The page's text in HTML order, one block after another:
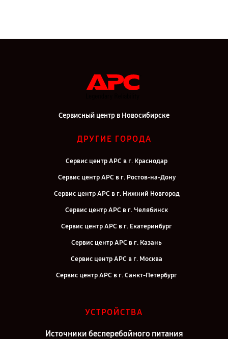
Сервисный центр в Новосибирске
ДРУГИЕ ГОРОДА
Сервис центр APC в г. Краснодар
Сервис центр APC в г. Ростов-на-Дону
Сервис центр APC в г. Нижний Новгород
Сервис центр APC в г. Челябинск
Сервис центр APC в г. Екатеринбург
Сервис центр APC в г. Казань
Сервис центр APC в г. Москва
Сервис центр APC в г. Санкт-Петербург
УСТРОЙСТВА
Источники бесперебойного питания